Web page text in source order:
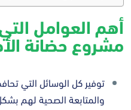
أهم العوامل
مشروع حضانة
توفير كل الوسائل التي
والمتابعة الصحية لهم